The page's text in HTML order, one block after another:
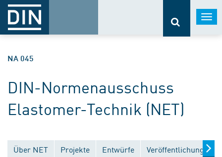
NA 045
DIN-Normenausschuss
Elastomer-Technik (NET)
Über NET Projekte Entwürfe Veröffentlichungen